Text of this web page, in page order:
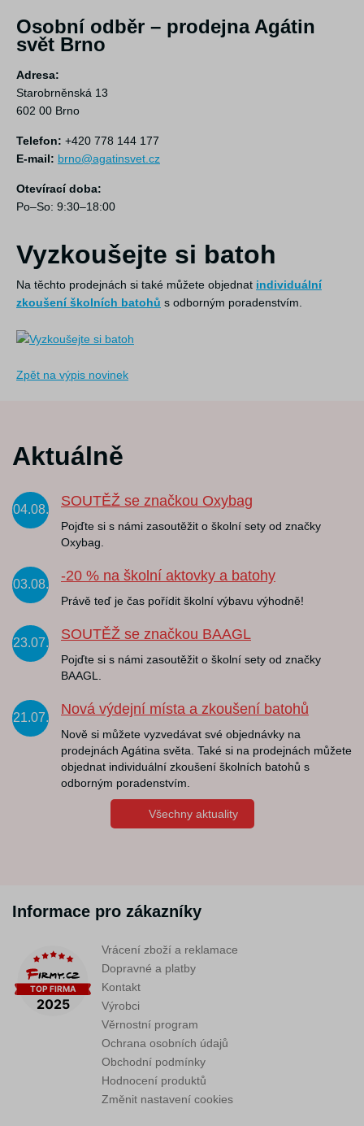
Osobní odběr – prodejna Agátin
svět Brno
Adresa:
Starobrněnská 13
602 00 Brno
Telefon: +420 778 144 177
E-mail: brno@agatinsvet.cz
Otevírací doba:
Po–So: 9:30–18:00
Vyzkoušejte si batoh
Na těchto prodejnách si také můžete objednat individuální
zkoušení školních batohů s odborným poradenstvím.
Zpět na výpis novinek
Aktuálně
04.08.
SOUTĚŽ se značkou Oxybag
Pojďte si s námi zasoutěžit o školní sety od značky
Oxybag.
03.08.
-20 % na školní aktovky a batohy
Právě teď je čas pořídit školní výbavu výhodně!
23.07.
SOUTĚŽ se značkou BAAGL
Pojďte si s námi zasoutěžit o školní sety od značky
BAAGL.
21.07.
Nová výdejní místa a zkoušení batohů
Nově si můžete vyzvedávat své objednávky na
prodejnách Agátina světa. Také si na prodejnách můžete
objednat individuální zkoušení školních batohů s
odborným poradenstvím.
Všechny aktuality
Informace pro zákazníky
Vrácení zboží a reklamace
Dopravné a platby
Kontakt
Výrobci
Věrnostní program
Ochrana osobních údajů
Obchodní podmínky
Hodnocení produktů
Změnit nastavení cookies